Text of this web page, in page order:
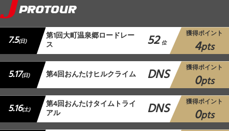
7.5(日) 第1回大町温泉郷ロードレー
ス 52 位
獲得ポイント
4pts
5.17(日) 第4回おんたけヒルクライム DNS 獲得ポイント
0pts
5.16(土) 第4回おんたけタイムトライ
アル DNS 獲得ポイント
0pts